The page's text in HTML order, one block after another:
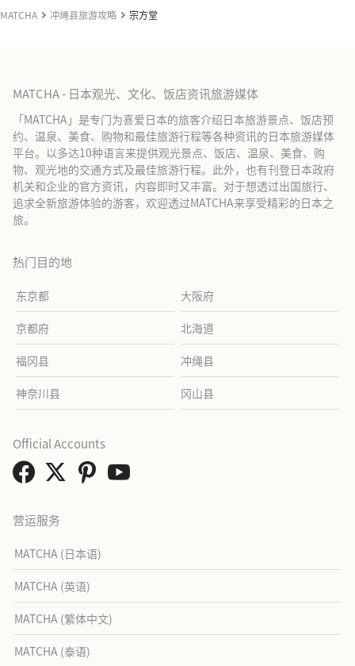
MATCHA 冲绳县旅游攻略 宗方堂
MATCHA - 日本观光、文化、饭店资讯旅游媒体
「MATCHA」是专门为喜爱日本的旅客介绍日本旅游景点、饭店预
约、温泉、美食、购物和最佳旅游行程等各种资讯的日本旅游媒体
平台。以多达10种语言来提供观光景点、饭店、温泉、美食、购
物、观光地的交通方式及最佳旅游行程。此外，也有刊登日本政府
机关和企业的官方资讯，内容即时又丰富。对于想透过出国旅行、
追求全新旅游体验的游客，欢迎透过MATCHA来享受精彩的日本之
旅。
热门目的地
东京都 大阪府
京都府 北海道
福冈县 冲绳县
神奈川县 冈山县
营运服务
MATCHA (日本语)
MATCHA (英语)
MATCHA (繁体中文)
MATCHA (泰语)
Official Accounts